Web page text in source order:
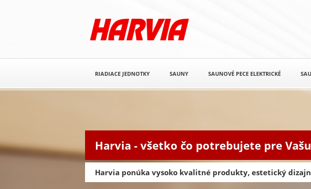
Harvia - všetko čo potrebujete pre
Harvia ponúka vysoko kvalitné produkty, estetický dizajn
RIADIACE JEDNOTKY SAUNY SAUNOVÉ PECE ELEKTRICKÉ